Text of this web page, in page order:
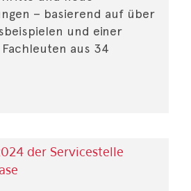
– basierend auf über
und einer
aus 34
der Servicestelle